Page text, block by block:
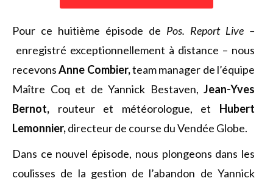
Pour ce huitième épisode de Pos. Report Live –
enregistré exceptionnellement à distance – nous
recevonsAnne Combier,team manager de l’équipe
Maître Coq et de Yannick Bestaven, Jean-Yves
Bernot, routeur et météorologue, et Hubert
Lemonnier,directeur de course du Vendée Globe.
Dans ce nouvel épisode, nous plongeons dans les
coulisses de la gestion de l’abandon de Yannick